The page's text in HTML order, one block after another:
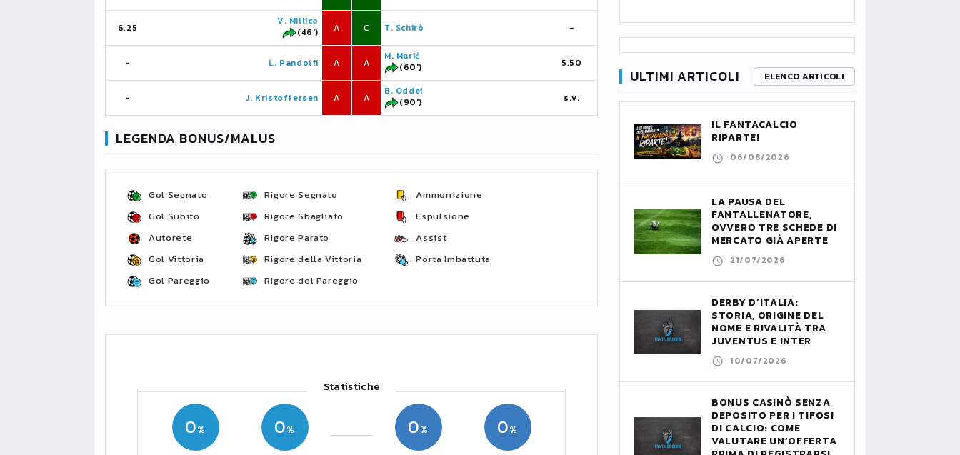
6,25
V. Millico
(46')
A
- L. Pandolfi A
- J. Kristoffersen A
C T. Schirò -
A
M. Marić
(60')
5,50
A
B. Oddei
(90')
s.v.
LEGENDA BONUS/MALUS
Gol Segnato
Gol Subito
Autorete
Gol Vittoria
Gol Pareggio
Rigore Segnato
Rigore Sbagliato
Rigore Parato
Rigore della Vittoria
Rigore del Pareggio
Ammonizione
Espulsione
Assist
Porta Imbattuta
Statistiche
0 0 0 0
ULTIMI ARTICOLI ELENCO ARTICOLI
IL FANTACALCIO
RIPARTE!
06/08/2026
LA PAUSA DEL
FANTALLENATORE,
OVVERO TRE SCHEDE DI
MERCATO GIÀ APERTE
21/07/2026
DERBY D’ITALIA:
STORIA, ORIGINE DEL
NOME E RIVALITÀ TRA
JUVENTUS E INTER
10/07/2026
BONUS CASINÒ SENZA
DEPOSITO PER I TIFOSI
DI CALCIO: COME
VALUTARE UN’OFFERTA